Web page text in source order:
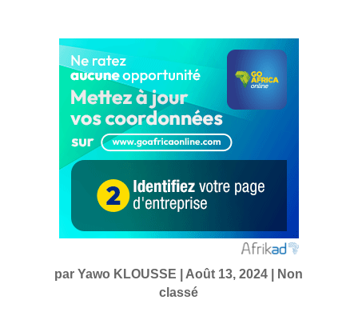
parYawo KLOUSSE Août 13, 2024
Non
classé